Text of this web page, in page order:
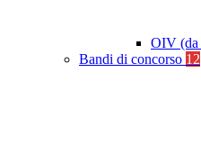
OIV (da
Bandi di concorso 12